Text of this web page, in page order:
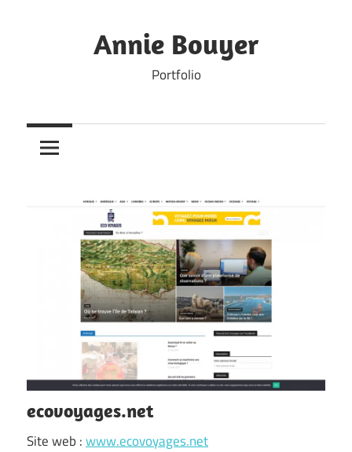
Annie Bouyer
Portfolio
ecovoyages.net
Site web :www.ecovoyages.net